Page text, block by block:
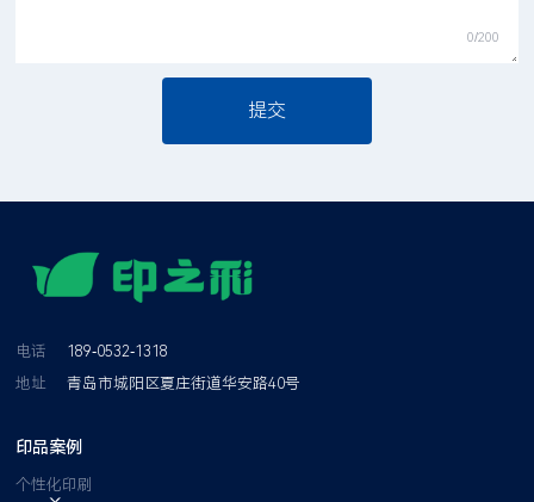
0/200
电话
189-0532-1318
地址
青岛市城阳区夏庄街道华安路40号
印品案例
个性化印刷